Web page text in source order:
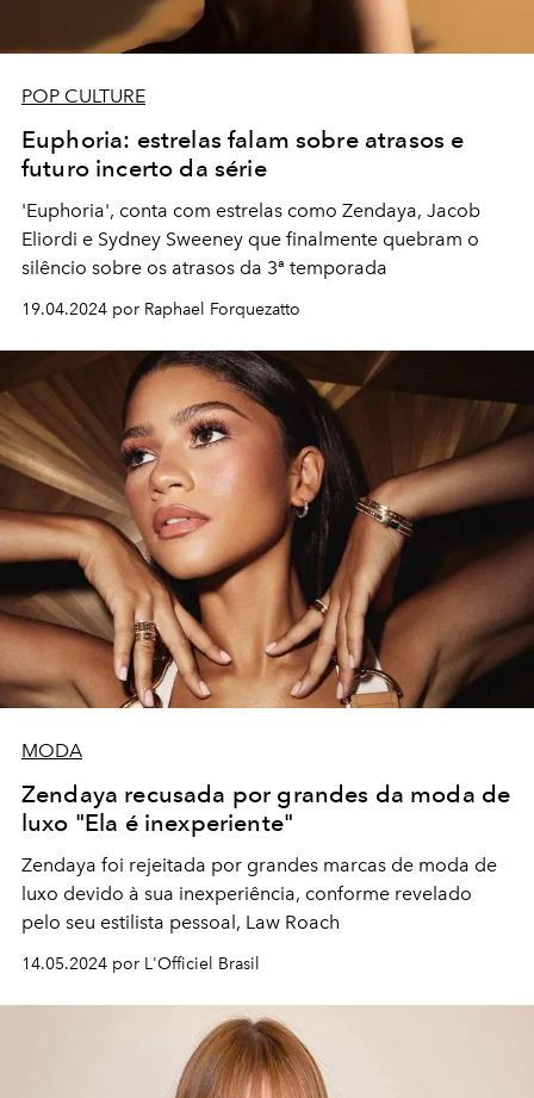
POP CULTURE
Euphoria: estrelas falam sobre atrasos e
futuro incerto da série
'Euphoria', conta com estrelas como Zendaya, Jacob
Eliordi e Sydney Sweeney que finalmente quebram o
silêncio sobre os atrasos da 3ª temporada
19.04.2024 por Raphael Forquezatto
MODA
Zendaya recusada por grandes da moda de
luxo "Ela é inexperiente"
Zendaya foi rejeitada por grandes marcas de moda de
luxo devido à sua inexperiência, conforme revelado
pelo seu estilista pessoal, Law Roach
14.05.2024 por L'Officiel Brasil